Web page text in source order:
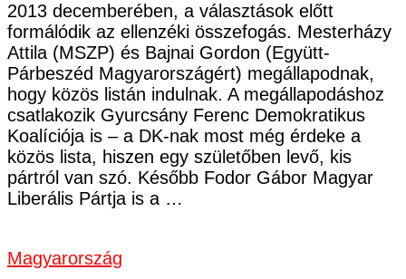
2013 decemberében, a választások előtt
formálódik az ellenzéki összefogás. Mesterházy
Attila (MSZP) és Bajnai Gordon (Együtt-
Párbeszéd Magyarországért) megállapodnak,
hogy közös listán indulnak. A megállapodáshoz
csatlakozik Gyurcsány Ferenc Demokratikus
Koalíciója is – a DK-nak most még érdeke a
közös lista, hiszen egy születőben levő, kis
pártról van szó. Később Fodor Gábor Magyar
Liberális Pártja is a …
Magyarország